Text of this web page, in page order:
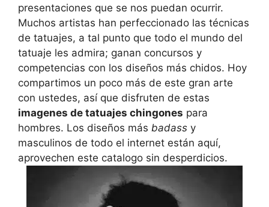
presentaciones que se nos puedan ocurrir.
Muchos artistas han perfeccionado las técnicas
de tatuajes, a tal punto que todo el mundo del
tatuaje les admira; ganan concursos y
competencias con los diseños más chidos. Hoy
compartimos un poco más de este gran arte
con ustedes, así que disfruten de estas
imagenes de tatuajes chingones para
hombres. Los diseños más badass y
masculinos de todo el internet están aquí,
aprovechen este catalogo sin desperdicios.